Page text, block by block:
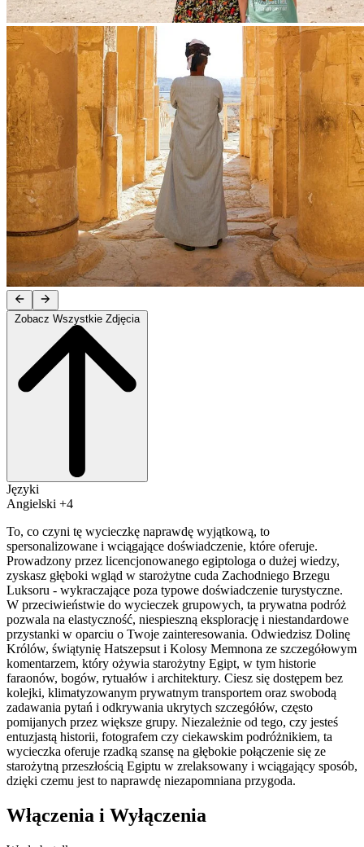
Języki
Angielski +4
To, co czyni tę wycieczkę naprawdę wyjątkową, to
spersonalizowane i wciągające doświadczenie, które oferuje.
Prowadzony przez licencjonowanego egiptologa o dużej wiedzy,
zyskasz głęboki wgląd w starożytne cuda Zachodniego Brzegu
Luksoru - wykraczające poza typowe doświadczenie turystyczne.
W przeciwieństwie do wycieczek grupowych, ta prywatna podróż
pozwala na elastyczność, niespieszną eksplorację i niestandardowe
przystanki w oparciu o Twoje zainteresowania. Odwiedzisz Dolinę
Królów, świątynię Hatszepsut i Kolosy Memnona ze szczegółowym
komentarzem, który ożywia starożytny Egipt, w tym historie
faraonów, bogów, rytuałów i architektury. Ciesz się dostępem bez
kolejki, klimatyzowanym prywatnym transportem oraz swobodą
zadawania pytań i odkrywania ukrytych szczegółów, często
pomijanych przez większe grupy. Niezależnie od tego, czy jesteś
entuzjastą historii, fotografem czy ciekawskim podróżnikiem, ta
wycieczka oferuje rzadką szansę na głębokie połączenie się ze
starożytną przeszłością Egiptu w zrelaksowany i wciągający sposób,
dzięki czemu jest to naprawdę niezapomniana przygoda.
Włączenia i Wyłączenia